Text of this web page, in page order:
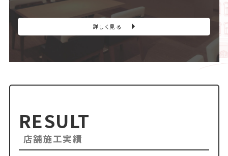
詳しく見る
RESULT
店舗施工実績